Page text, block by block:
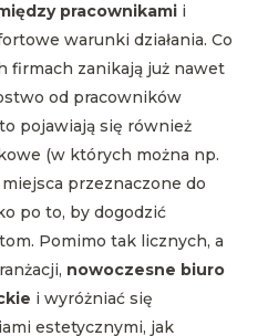
pracownikamii
warunki działania. Co
firmach zanikają już nawet
od pracowników
pojawiają się również
(w których można np.
przeznaczone do
po to, by dogodzić
Pomimo tak licznych, a
nowoczesne biuro
i wyróżniać się
estetycznymi, jak